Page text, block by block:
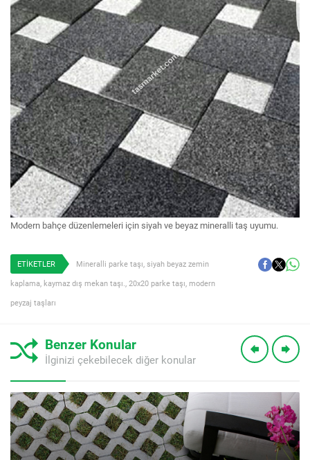
Modern bahçe düzenlemeleri için siyah ve beyaz mineralli taş uyumu.
ETİKETLER Mineralli parke taşı siyah beyaz zemin
kaplama kaymaz dış mekan taşı. 20x20 parke taşı modern
peyzaj taşları
Benzer Konular
İlginizi çekebilecek diğer konular